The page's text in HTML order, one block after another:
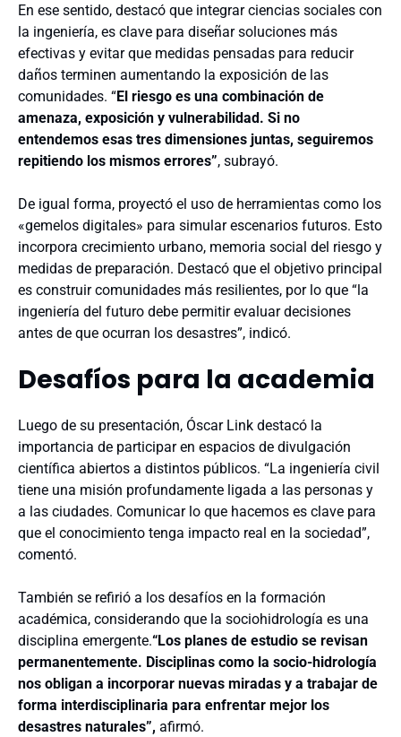
En ese sentido, destacó que integrar ciencias sociales con
la ingeniería, es clave para diseñar soluciones más
efectivas y evitar que medidas pensadas para reducir
daños terminen aumentando la exposición de las
comunidades. “El riesgo es una combinación de
amenaza, exposición y vulnerabilidad. Si no
entendemos esas tres dimensiones juntas, seguiremos
repitiendo los mismos errores”, subrayó.
De igual forma, proyectó el uso de herramientas como los
«gemelos digitales» para simular escenarios futuros. Esto
incorpora crecimiento urbano, memoria social del riesgo y
medidas de preparación. Destacó que el objetivo principal
es construir comunidades más resilientes, por lo que “la
ingeniería del futuro debe permitir evaluar decisiones
antes de que ocurran los desastres”, indicó.
Desafíos para la academia
Luego de su presentación, Óscar Link destacó la
importancia de participar en espacios de divulgación
científica abiertos a distintos públicos. “La ingeniería civil
tiene una misión profundamente ligada a las personas y
a las ciudades. Comunicar lo que hacemos es clave para
que el conocimiento tenga impacto real en la sociedad”,
comentó.
También se refirió a los desafíos en la formación
académica, considerando que la sociohidrología es una
disciplina emergente.“Los planes de estudio se revisan
permanentemente. Disciplinas como la socio-hidrología
nos obligan a incorporar nuevas miradas y a trabajar de
forma interdisciplinaria para enfrentar mejor los
desastres naturales”, afirmó.